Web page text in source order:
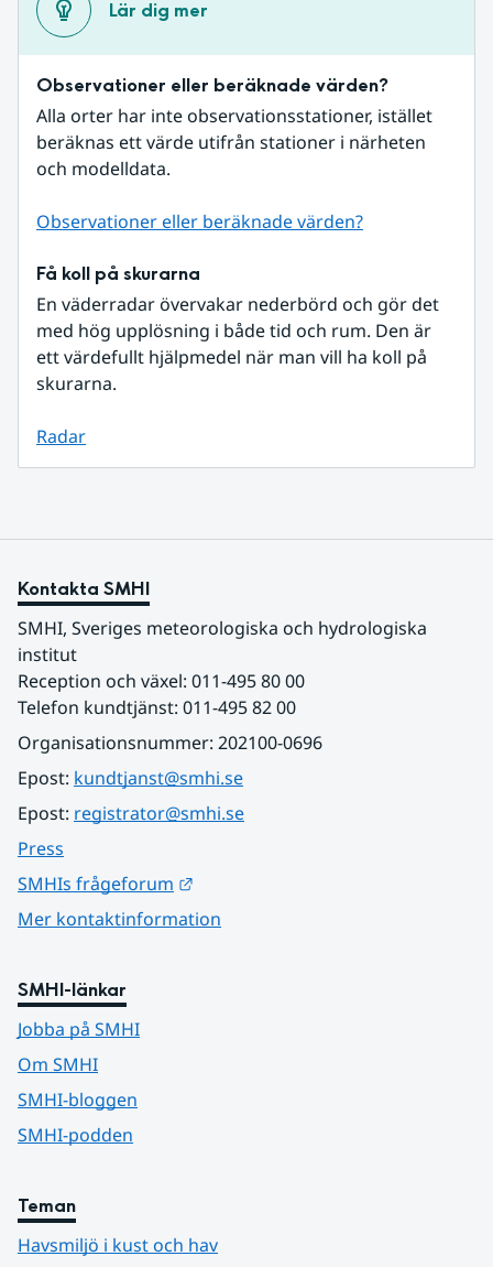
Lär dig mer
Observationer eller beräknade värden?
Alla orter har inte observationsstationer, istället
beräknas ett värde utifrån stationer i närheten
och modelldata.
Observationer eller beräknade värden?
Få koll på skurarna
En väderradar övervakar nederbörd och gör det
med hög upplösning i både tid och rum. Den är
ett värdefullt hjälpmedel när man vill ha koll på
skurarna.
Radar
Kontakta SMHI
SMHI, Sveriges meteorologiska och hydrologiska
institut
Reception och växel: 011-495 80 00
Telefon kundtjänst: 011-495 82 00
Organisationsnummer: 202100-0696
Epost: kundtjanst@smhi.se
Epost: registrator@smhi.se
Press
SMHIs frågeforum
Mer kontaktinformation
SMHI-länkar
Jobba på SMHI
Om SMHI
SMHI-bloggen
SMHI-podden
Teman
Havsmiljö i kust och hav